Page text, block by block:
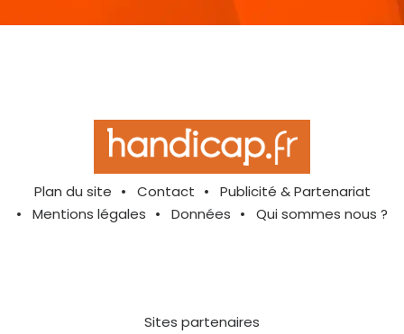
Plan du site Contact
Publicité & Partenariat
Mentions légales
Données Qui sommes nous ?
Sites partenaires